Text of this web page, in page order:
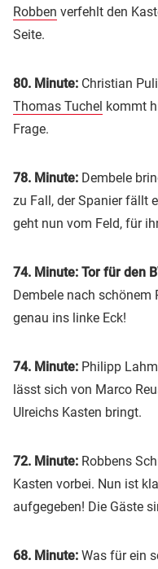
Robben verfehlt den
Seite.
80. Minute: Christian
Thomas Tuchel kommt
Frage.
78. Minute: Dembele
zu Fall, der Spanier fällt
geht nun vom Feld, für
74. Minute: Tor für den
Dembele nach schönem
genau ins linke Eck!
74. Minute: Philipp
lässt sich von Marco
Ulreichs Kasten bringt.
72. Minute: Robbens
Kasten vorbei. Nun ist
aufgegeben! Die Gäste
68. Minute: Was für ein